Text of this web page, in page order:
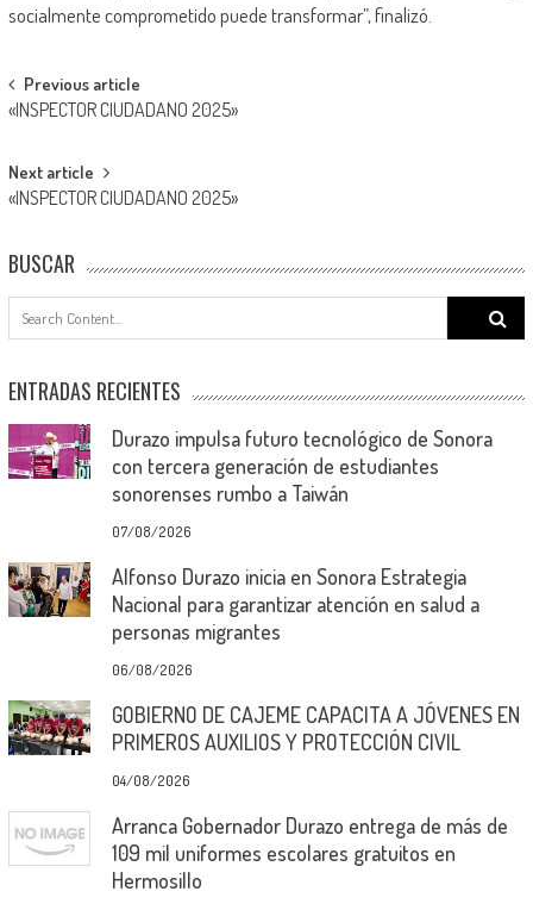
socialmente comprometido puede transformar”, finalizó.
Post
navigation
Previous article
«INSPECTOR CIUDADANO 2025»
Next article
«INSPECTOR CIUDADANO 2025»
BUSCAR
Search
ENTRADAS RECIENTES
Durazo impulsa futuro tecnológico de Sonora
con tercera generación de estudiantes
sonorenses rumbo a Taiwán
07/08/2026
Alfonso Durazo inicia en Sonora Estrategia
Nacional para garantizar atención en salud a
personas migrantes
06/08/2026
GOBIERNO DE CAJEME CAPACITA A JÓVENES EN
PRIMEROS AUXILIOS Y PROTECCIÓN CIVIL
04/08/2026
Arranca Gobernador Durazo entrega de más de
109 mil uniformes escolares gratuitos en
Hermosillo